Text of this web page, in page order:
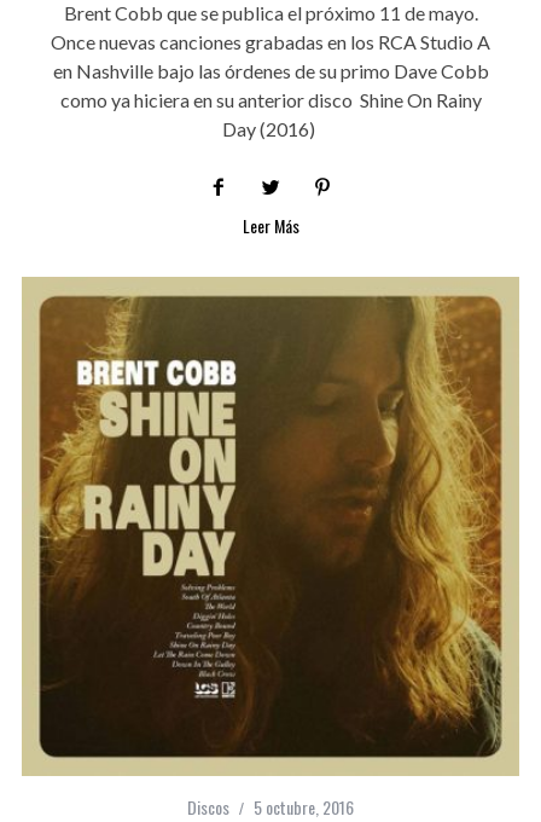
Brent Cobb que se publica el próximo 11 de mayo.
Once nuevas canciones grabadas en los RCA Studio A
en Nashville bajo las órdenes de su primo Dave Cobb
como ya hiciera en su anterior disco Shine On Rainy
Day (2016)
Leer Más
Discos 5 octubre, 2016